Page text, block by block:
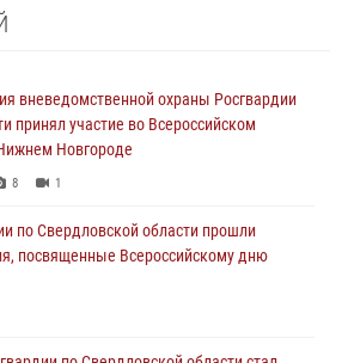
вневедомственной охраны Росгвардии
принял участие во Всероссийском
Новгороде
8 1
по Свердловской области прошли
посвященные Всероссийскому дню